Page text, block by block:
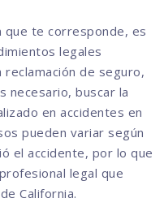
que te corresponde, es
legales
de seguro,
necesario, buscar la
en accidentes en
pueden variar según
el accidente, por lo que
legal que
California.